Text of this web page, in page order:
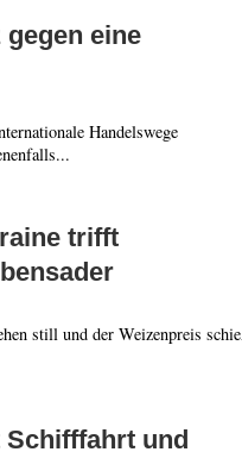
eine
Handelswege
trifft
still und der Weizenpreis
und